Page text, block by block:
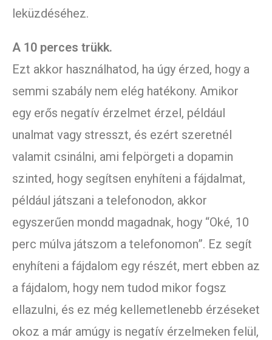
leküzdéséhez.
A 10 perces trükk.
Ezt akkor használhatod, ha úgy érzed, hogy a
semmi szabály nem elég hatékony. Amikor
egy erős negatív érzelmet érzel, például
unalmat vagy stresszt, és ezért szeretnél
valamit csinálni, ami felpörgeti a dopamin
szinted, hogy segítsen enyhíteni a fájdalmat,
például játszani a telefonodon, akkor
egyszerűen mondd magadnak, hogy “Oké, 10
perc múlva játszom a telefonomon”. Ez segít
enyhíteni a fájdalom egy részét, mert ebben az
a fájdalom, hogy nem tudod mikor fogsz
ellazulni, és ez még kellemetlenebb érzéseket
okoz a már amúgy is negatív érzelmeken felül,